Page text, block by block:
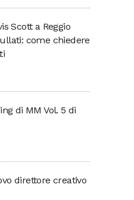
Scott a Reggio
come chiedere
di MM Vol. 5 di
direttore creativo